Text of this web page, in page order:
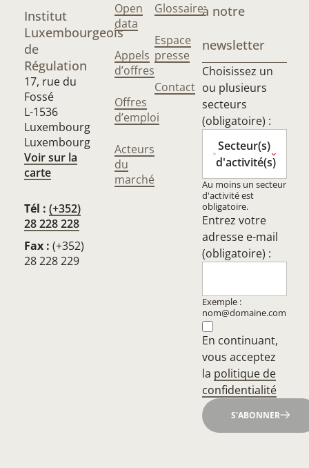
Institut
Luxembourgeois
de
Régulation
17, rue du
Fossé
L-1536
Luxembourg
Luxembourg
Voir sur la
carte
Tél : (+352)
28 228 228
Fax : (+352)
28 228 229
Open
data
Appels
d’offres
Offres
d’emploi
Acteurs
du
marché
Glossaire
Espace
presse
Contact
à notre
newsletter
Choisissez un
ou plusieurs
secteurs
(obligatoire) :
Secteur(s)
d'activité(s)
Au moins un secteur
d'activité est
obligatoire.
Entrez votre
adresse e-mail
(obligatoire) :
Exemple :
nom@domaine.com
En continuant,
vous acceptez
la politique de
confidentialité
S'ABONNER